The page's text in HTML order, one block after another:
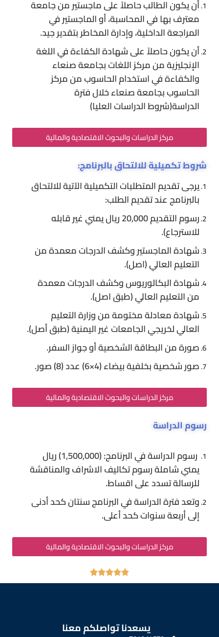
أن يكون الطالب حاصلاً على ماجستير من جامعة
معترف بها في المحاسبة، أو الماجستير في
المراجعة الداخلية، وإدارة المخاطر بتقدير جيد.
أن يكون حاصلاً على شهادة الكفاءة في اللغة
الإنجليزية من مركز اللغات بجامعة صنعاء
والكفاءة في استخدام الحاسوب من مركز
الحاسوب بجامعة صنعاء خلال فترة
الدراسة(شروط الدراسات العليا)
مركز الدراسات والبحوث الاقتصادية والمالية
شروط تكميلية للالتحاق بالبرنامج:
يرجى تقديم المتطلبات التكميلية الآتية للالتحاق
بالبرنامج عند تقديم الطلب:
رسوم التقديم 20,000 ريال يمني غير قابله
للاسترجاع).
شهادة الماجستير وكشف الدرجات معمدة من
التعليم العالي (اصل).
شهادة البكالوريوس وكشف الدرجات معمدة
من التعليم العالي (طبق اصل).
شهادة معادلة مختومة من وزارة التعليم
العالي لخريجي الجامعات غير اليمنية (طبق أصل).
صورة من البطاقة الشخصية أو جواز السفر.
صور شخصية بخلفية بيضاء (4×6) عدد (8) صور.
مركز الدراسات والبحوث الاقتصادية والمالية
رسوم الدراسة
رسوم الدراسة في البرنامج: (1,500,000) ريال
يمني شاملة رسوم تكاليف الاشراف والمناقشة
للرسالة تسدد على اقساط.
وتعد فترة الدراسة في البرنامج سنتان كحد أدنى
إلى أربعة سنوات كحد أعلى.
مركز الدراسات والبحوث الاقتصادية والمالية
يسعدنا تواصلكم معنا